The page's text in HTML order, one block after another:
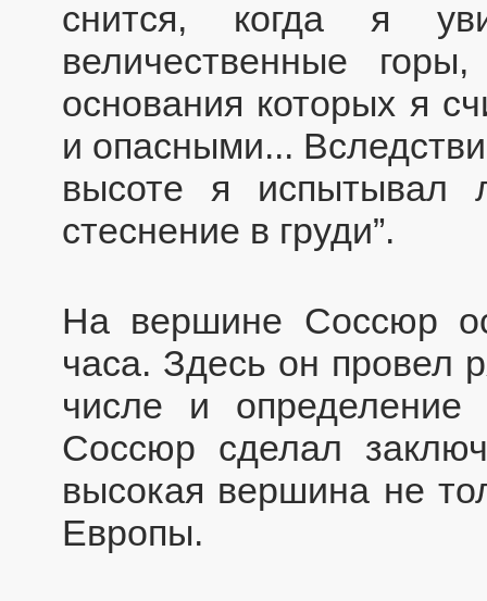
снится, когда я
величественные
основания которых я
и опасными...
высоте я испытывал
стеснение в груди”.
На вершине Соссюр
часа. Здесь он провел
числе и
Соссюр сделал
высокая вершина не
Европы.